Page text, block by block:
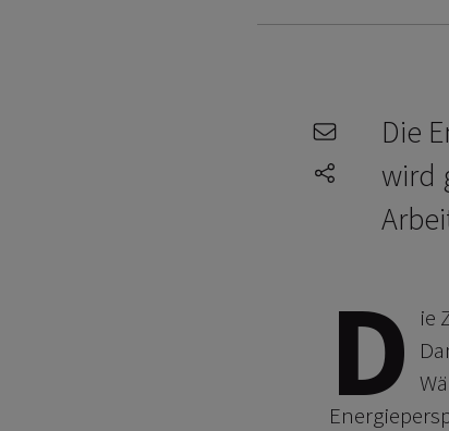
e-mail
share-icons
Die
wird
D ie